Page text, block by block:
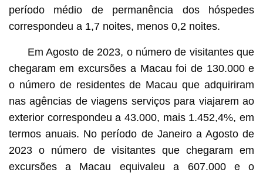
período médio de permanência dos hóspedes
correspondeu a 1,7 noites, menos 0,2 noites.
Em Agosto de 2023, o número de visitantes que
chegaram em excursões a Macau foi de 130.000 e
o número de residentes de Macau que adquiriram
nas agências de viagens serviços para viajarem ao
exterior correspondeu a 43.000, mais 1.452,4%, em
termos anuais. No período de Janeiro a Agosto de
2023 o número de visitantes que chegaram em
excursões a Macau equivaleu a 607.000 e o